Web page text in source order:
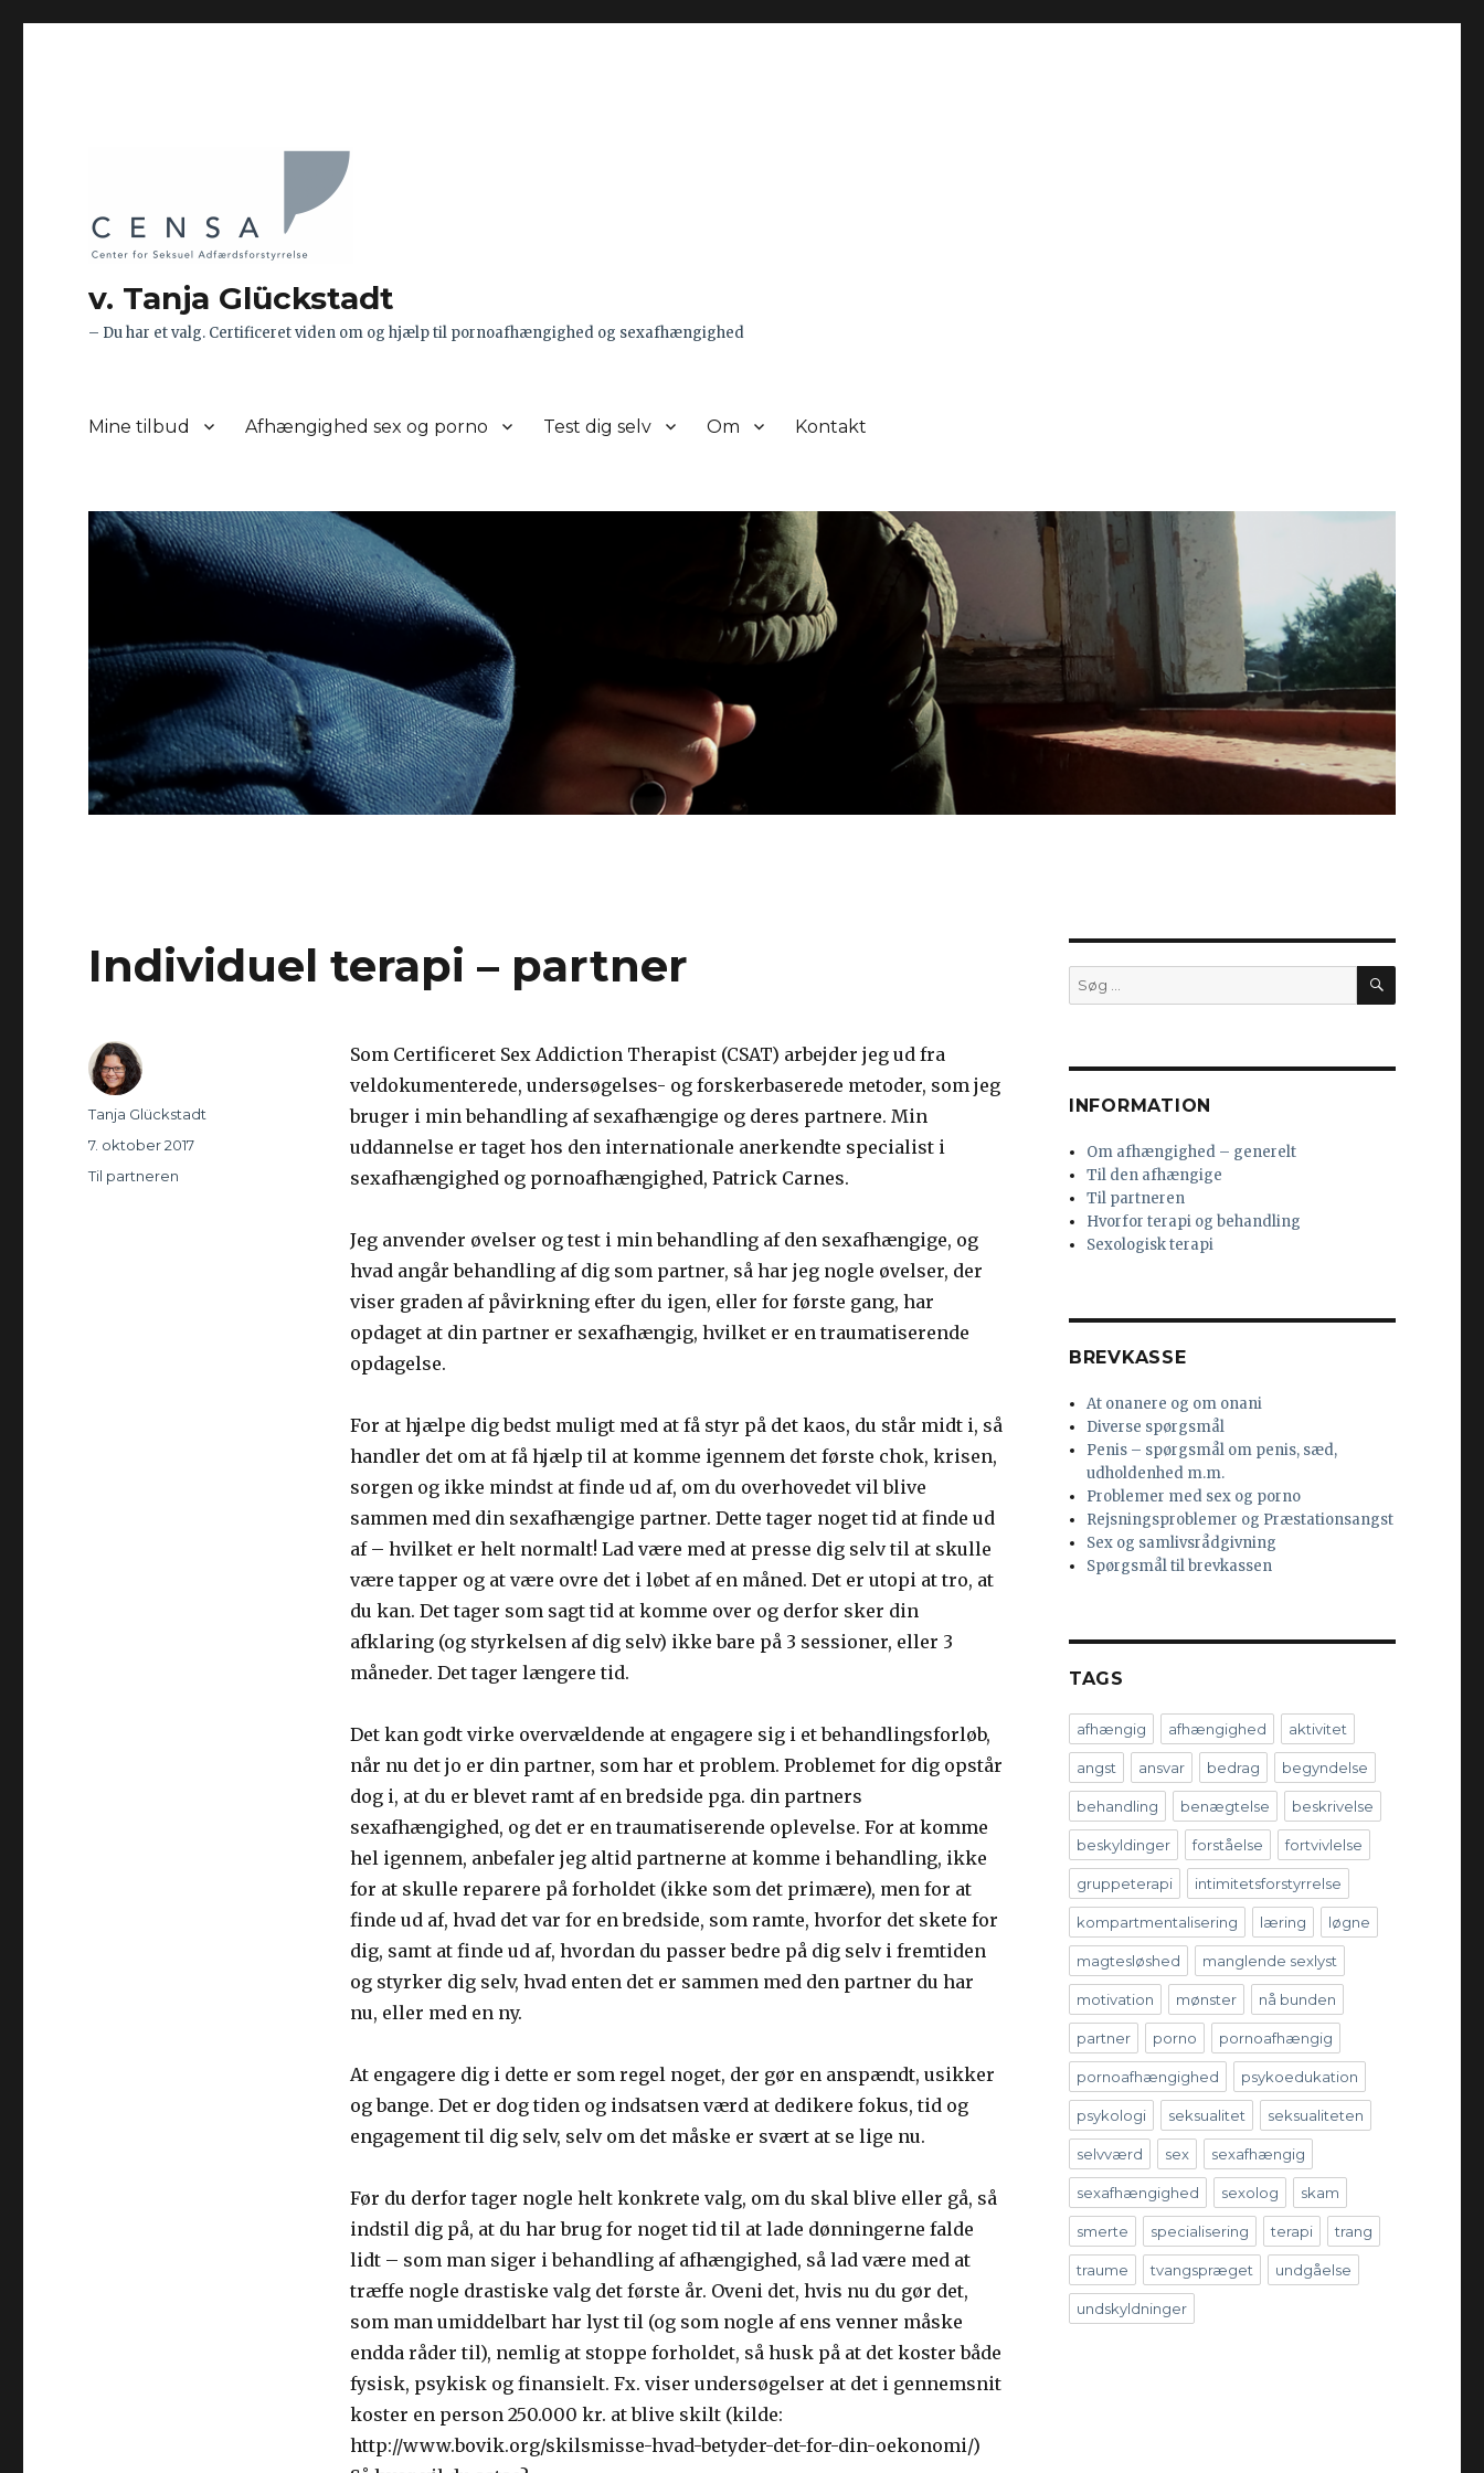
v. Tanja Glückstadt
– Du har et valg. Certificeret viden om og hjælp til pornoafhængighed og sexafhængighed
Mine tilbud Afhængighed sex og porno Test dig selv Om Kontakt
Individuel terapi – partner
Som Certificeret Sex Addiction Therapist (CSAT) arbejder jeg ud fra
veldokumenterede, undersøgelses- og forskerbaserede metoder, som jeg
bruger i min behandling af sexafhængige og deres partnere. Min
uddannelse er taget hos den internationale anerkendte specialist i
sexafhængighed og pornoafhængighed, Patrick Carnes.
Jeg anvender øvelser og test i min behandling af den sexafhængige, og
hvad angår behandling af dig som partner, så har jeg nogle øvelser, der
viser graden af påvirkning efter du igen, eller for første gang, har
opdaget at din partner er sexafhængig, hvilket er en traumatiserende
opdagelse.
For at hjælpe dig bedst muligt med at få styr på det kaos, du står midt i, så
handler det om at få hjælp til at komme igennem det første chok, krisen,
sorgen og ikke mindst at finde ud af, om du overhovedet vil blive
sammen med din sexafhængige partner. Dette tager noget tid at finde ud
af – hvilket er helt normalt! Lad være med at presse dig selv til at skulle
være tapper og at være ovre det i løbet af en måned. Det er utopi at tro, at
du kan. Det tager som sagt tid at komme over og derfor sker din
afklaring (og styrkelsen af dig selv) ikke bare på 3 sessioner, eller 3
måneder. Det tager længere tid.
Det kan godt virke overvældende at engagere sig i et behandlingsforløb,
når nu det jo er din partner, som har et problem. Problemet for dig opstår
dog i, at du er blevet ramt af en bredside pga. din partners
sexafhængighed, og det er en traumatiserende oplevelse. For at komme
hel igennem, anbefaler jeg altid partnerne at komme i behandling, ikke
for at skulle reparere på forholdet (ikke som det primære), men for at
finde ud af, hvad det var for en bredside, som ramte, hvorfor det skete for
dig, samt at finde ud af, hvordan du passer bedre på dig selv i fremtiden
og styrker dig selv, hvad enten det er sammen med den partner du har
nu, eller med en ny.
At engagere dig i dette er som regel noget, der gør en anspændt, usikker
og bange. Det er dog tiden og indsatsen værd at dedikere fokus, tid og
engagement til dig selv, selv om det måske er svært at se lige nu.
Før du derfor tager nogle helt konkrete valg, om du skal blive eller gå, så
indstil dig på, at du har brug for noget tid til at lade dønningerne falde
lidt – som man siger i behandling af afhængighed, så lad være med at
træffe nogle drastiske valg det første år. Oveni det, hvis nu du gør det,
som man umiddelbart har lyst til (og som nogle af ens venner måske
endda råder til), nemlig at stoppe forholdet, så husk på at det koster både
fysisk, psykisk og finansielt. Fx. viser undersøgelser at det i gennemsnit
koster en person 250.000 kr. at blive skilt (kilde:
http://www.bovik.org/skilsmisse-hvad-betyder-det-for-din-oekonomi/)
Forfatter
Tanja Glückstadt
Udgivet
7. oktober 2017
Kategorier
Til partneren
Søg
efter:
SØG
INFORMATION
Om afhængighed – generelt
Til den afhængige
Til partneren
Hvorfor terapi og behandling
Sexologisk terapi
BREVKASSE
At onanere og om onani
Diverse spørgsmål
Penis – spørgsmål om penis, sæd,
udholdenhed m.m.
Problemer med sex og porno
Rejsningsproblemer og Præstationsangst
Sex og samlivsrådgivning
Spørgsmål til brevkassen
TAGS
afhængig afhængighed aktivitet
angst ansvar bedrag begyndelse
behandling benægtelse beskrivelse
beskyldinger forståelse fortvivlelse
gruppeterapi intimitetsforstyrrelse
kompartmentalisering læring løgne
magtesløshed manglende sexlyst
motivation mønster nå bunden
partner porno pornoafhængig
pornoafhængighed psykoedukation
psykologi seksualitet seksualiteten
selvværd sex sexafhængig
sexafhængighed sexolog skam
smerte specialisering terapi trang
traume tvangspræget undgåelse
undskyldninger